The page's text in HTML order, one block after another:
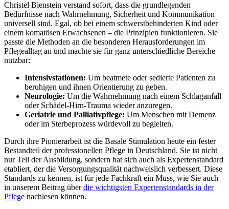
Christel Bienstein verstand sofort, dass die grundlegenden
Bedürfnisse nach Wahrnehmung, Sicherheit und Kommunikation
universell sind. Egal, ob bei einem schwerstbehinderten Kind oder
einem komatösen Erwachsenen – die Prinzipien funktionieren. Sie
passte die Methoden an die besonderen Herausforderungen im
Pflegealltag an und machte sie für ganz unterschiedliche Bereiche
nutzbar:
Intensivstationen: Um beatmete oder sedierte Patienten zu
beruhigen und ihnen Orientierung zu geben.
Neurologie: Um die Wahrnehmung nach einem Schlaganfall
oder Schädel-Hirn-Trauma wieder anzuregen.
Geriatrie und Palliativpflege: Um Menschen mit Demenz
oder im Sterbeprozess würdevoll zu begleiten.
Durch ihre Pionierarbeit ist die Basale Stimulation heute ein fester
Bestandteil der professionellen Pflege in Deutschland. Sie ist nicht
nur Teil der Ausbildung, sondern hat sich auch als Expertenstandard
etabliert, der die Versorgungsqualität nachweislich verbessert. Diese
Standards zu kennen, ist für jede Fachkraft ein Muss, wie Sie auch
in unserem Beitrag überdie wichtigsten Expertenstandards in der
Pflege nachlesen können.